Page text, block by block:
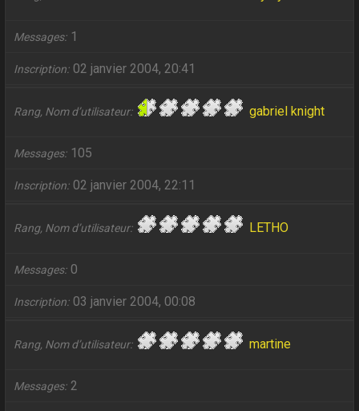
Messages 1
Inscription 02 janvier 2004, 20:41
Rang, Nom d’utilisateur gabriel knight
Messages 105
Inscription 02 janvier 2004, 22:11
Rang, Nom d’utilisateur LETHO
Messages 0
Inscription 03 janvier 2004, 00:08
Rang, Nom d’utilisateur martine
Messages 2